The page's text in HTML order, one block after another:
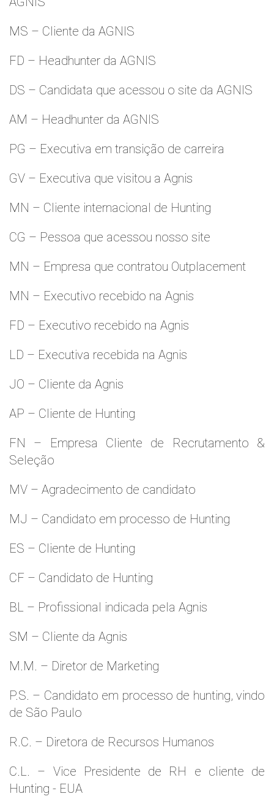
MS – Cliente da AGNIS
FD – Headhunter da AGNIS
DS – Candidata que acessou o site da AGNIS
AM – Headhunter da AGNIS
PG – Executiva em transição de carreira
GV – Executiva que visitou a Agnis
MN – Cliente internacional de Hunting
CG – Pessoa que acessou nosso site
MN – Empresa que contratou Outplacement
MN – Executivo recebido na Agnis
FD – Executivo recebido na Agnis
LD – Executiva recebida na Agnis
JO – Cliente da Agnis
AP – Cliente de Hunting
FN – Empresa Cliente de Recrutamento &
Seleção
MV – Agradecimento de candidato
MJ – Candidato em processo de Hunting
ES – Cliente de Hunting
CF – Candidato de Hunting
BL – Profissional indicada pela Agnis
SM – Cliente da Agnis
M.M. – Diretor de Marketing
P.S. – Candidato em processo de hunting, vindo
de São Paulo
R.C. – Diretora de Recursos Humanos
C.L. – Vice Presidente de RH e cliente de
Hunting - EUA